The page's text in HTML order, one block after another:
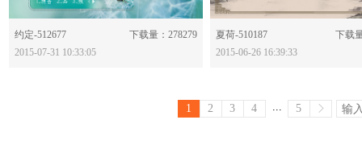
约定-512677
下载量：278279
2015-07-31 10:33:05
夏荷-510187
下载
2015-06-26 16:39:33
1 2 3 4 ... 5